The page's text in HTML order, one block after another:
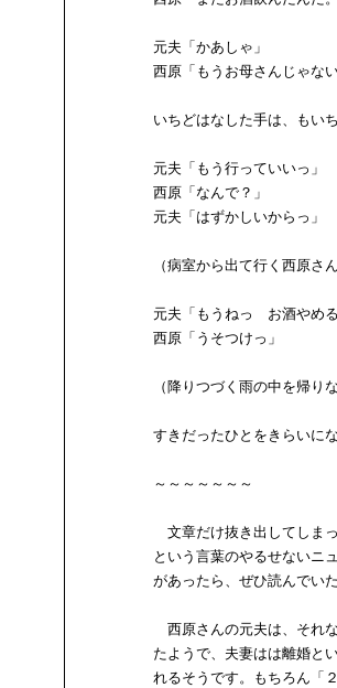
元夫「かあしゃ」
西原「もうお母さんじゃな
いちどはなした手は、もい
元夫「もう行っていいっ」
西原「なんで？」
元夫「はずかしいからっ」
（病室から出て行く西原さ
元夫「もうねっ お酒やめ
西原「うそつけっ」
（降りつづく雨の中を帰り
すきだったひとをきらいに
～～～～～～～
文章だけ抜き出してしま
という言葉のやるせないニ
があったら、ぜひ読んでい
西原さんの元夫は、それ
たようで、夫妻はは離婚と
れるそうです。もちろん「